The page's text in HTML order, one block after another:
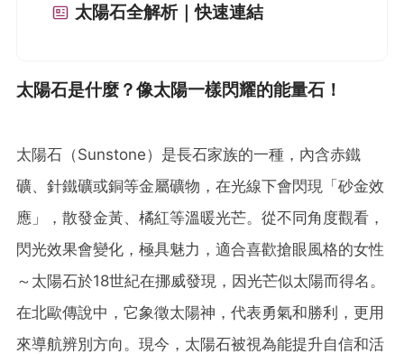
太陽石全解析｜快速連結
太陽石是什麼？像太陽一樣閃耀的能量石！
太陽石（Sunstone）是長石家族的一種，內含赤鐵
礦、針鐵礦或銅等金屬礦物，在光線下會閃現「砂金效
應」，散發金黃、橘紅等溫暖光芒。從不同角度觀看，
閃光效果會變化，極具魅力，適合喜歡搶眼風格的女性
～太陽石於18世紀在挪威發現，因光芒似太陽而得名。
在北歐傳說中，它象徵太陽神，代表勇氣和勝利，更用
來導航辨別方向。現今，太陽石被視為能提升自信和活